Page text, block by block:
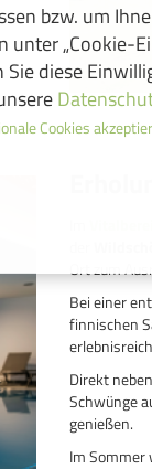
Ort zum
Bei einer
finnischen
Direkt
Schwünge
genießen.
Im Sommer
bzw. um
„Cookie-
diese
Cookies